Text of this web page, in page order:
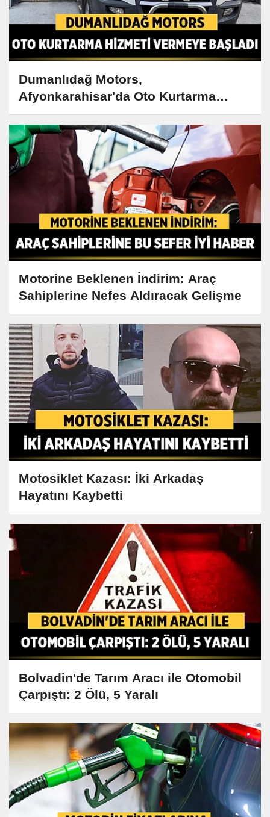
Dumanlıdağ Motors,
Afyonkarahisar'da Oto Kurtarma
hizmeti vermeye başladı
Motorine Beklenen İndirim: Araç
Sahiplerine Nefes Aldıracak Gelişme
Motosiklet Kazası: İki Arkadaş
Hayatını Kaybetti
Bolvadin'de Tarım Aracı ile Otomobil
Çarpıştı: 2 Ölü, 5 Yaralı